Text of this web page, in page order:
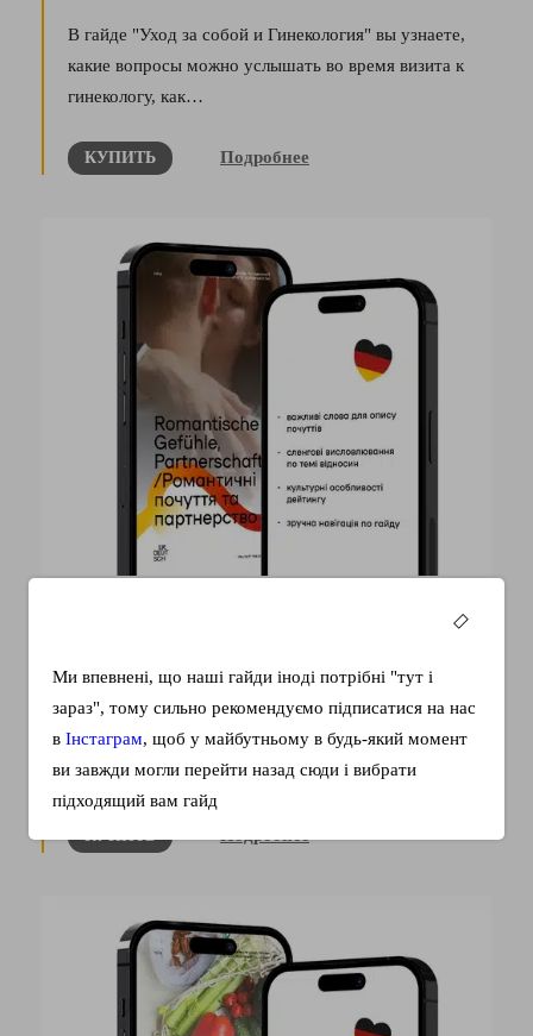
В гайде "Уход за собой и Гинекология" вы узнаете,
какие вопросы можно услышать во время визита к
гинекологу, как…
КУПИТЬ Подробнее
Вероятно каждый, сталкивался с проблемой, когда
хочешь выразить чувства любимому человеку или
поговорить на тему…
Ми впевнені, що наші гайди іноді потрібні "тут і
зараз", тому сильно рекомендуємо підписатися на нас
в Інстаграм, щоб у майбутньому в будь-який момент
ви завжди могли перейти назад сюди і вибрати
підходящий вам гайд